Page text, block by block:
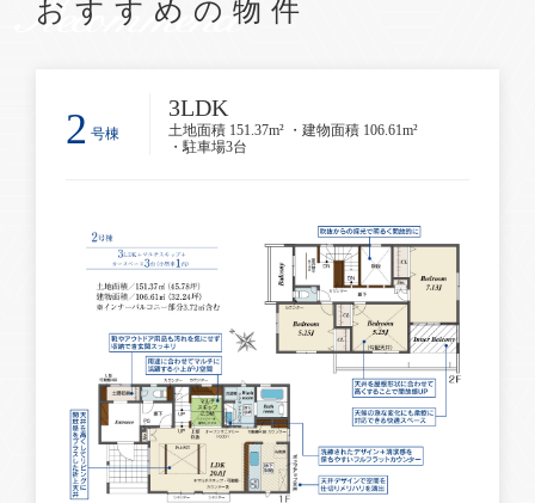
おすすめの物件
2 号棟
3LDK
土地面積 151.37m² ・建物面積 106.61m²
・駐車場3台